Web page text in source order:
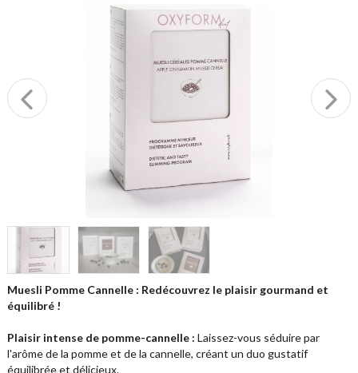
Muesli Pomme Cannelle : Redécouvrez le plaisir gourmand et
équilibré !
Plaisir intense de pomme-cannelle : Laissez-vous séduire par
l'arôme de la pomme et de la cannelle, créant un duo gustatif
équilibrée et délicieux.